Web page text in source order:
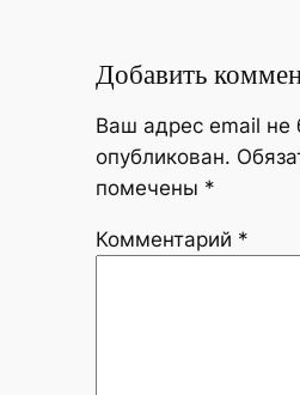
Добавить
Ваш адрес email не
опубликован.
помечены *
Комментарий *